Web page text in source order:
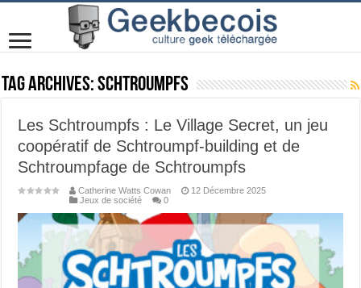
Tag Archives:Schtroumpfs
Les Schtroumpfs : Le Village Secret, un jeu
coopératif de Schtroumpf-building et de
Schtroumpfage de Schtroumpfs
Catherine Watts Cowan
12 Décembre 2025
Jeux de société
0